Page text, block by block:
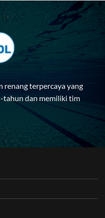
terpercaya yang
tahun dan memiliki tim